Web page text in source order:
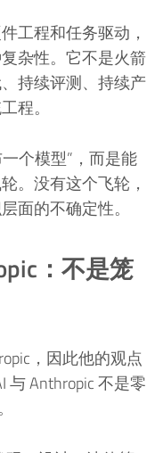
工程和任务驱动，
杂性。它不是火箭
持续评测、持续产
程。
个模型”，而是能
。没有这个飞轮，
面的不确定性。
：不是笼
，因此他的观点
与 Anthropic 不是零